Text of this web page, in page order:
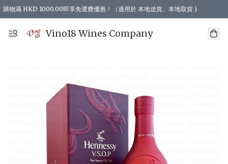
購物滿 HKD 1000.00即享免運費優惠！（適用於 本地送貨、本地取貨 )
Vino18 Wines Company